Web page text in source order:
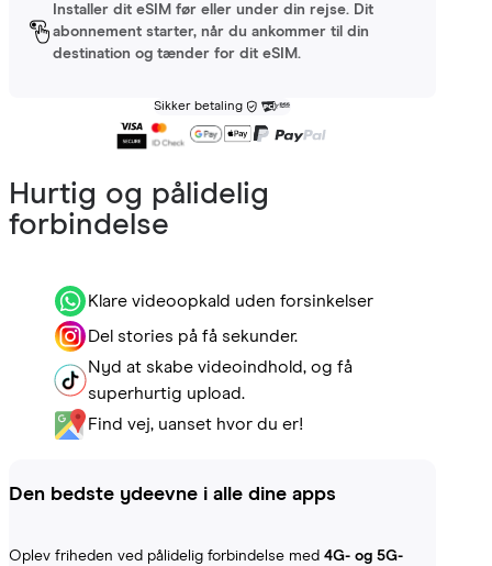
Installer dit eSIM før eller under din rejse. Dit
abonnement starter, når du ankommer til din
destination og tænder for dit eSIM.
Sikker betaling
Hurtig og pålidelig
forbindelse
Klare videoopkald uden forsinkelser
Del stories på få sekunder.
Nyd at skabe videoindhold, og få
superhurtig upload.
Find vej, uanset hvor du er!
Den bedste ydeevne i alle dine apps
Oplev friheden ved pålidelig forbindelse med 4G- og 5G-